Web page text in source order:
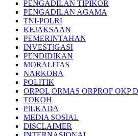
PENGADILAN TIPIKOR
PENGADILAN AGAMA
TNI-POLRI
KEJAKSAAN
PEMERINTAHAN
INVESTIGASI
PENDIDIKAN
MORALITAS
NARKOBA
POLITIK
ORPOL ORMAS ORPROF OKP
TOKOH
PILKADA
MEDIA SOSIAL
DISCLAIMER